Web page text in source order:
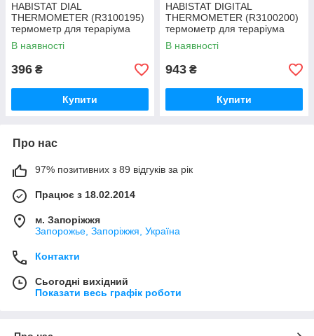
HABISTAT DIAL
THERMOMETER (R3100195)
термометр для тераріума
В наявності
396 ₴
Купити
HABISTAT DIGITAL
THERMOMETER (R3100200)
термометр для тераріума
В наявності
943 ₴
Купити
Про нас
97% позитивних з 89 відгуків за рік
Працює з 18.02.2014
м. Запоріжжя
Запорожье, Запоріжжя, Україна
Контакти
Сьогодні вихідний
Показати весь графік роботи